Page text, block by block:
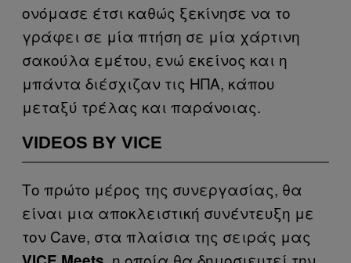
ονόμασε έτσι καθώς ξεκίνησε να το
γράφει σε μία πτήση σε μία χάρτινη
σακούλα εμέτου, ενώ εκείνος και η
μπάντα διέσχιζαν τις ΗΠΑ, κάπου
μεταξύ τρέλας και παράνοιας.
VIDEOS BY VICE
Το πρώτο μέρος της συνεργασίας, θα
είναι μια αποκλειστική συνέντευξη με
τον Cave, στα πλαίσια της σειράς μας